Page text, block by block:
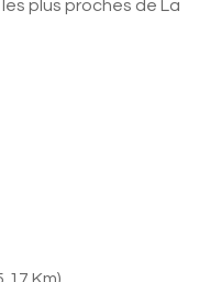
plus proches de La